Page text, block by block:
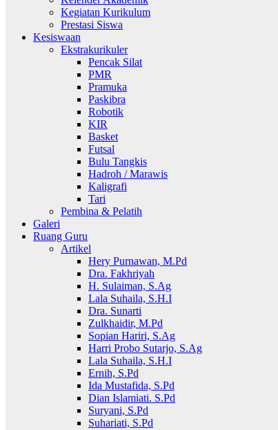
Kegiatan Kurikulum
Prestasi Siswa
Kesiswaan
Ekstrakurikuler
Pencak Silat
PMR
Pramuka
Paskibra
Robotik
KIR
Basket
Futsal
Bulu Tangkis
Hadroh / Marawis
Kaligrafi
Tari
Pembina & Pelatih
Galeri
Ruang Guru
Artikel
Hery Purnawan, M.Pd
Dra. Fakhriyah
H. Sulaiman, S.Ag
Lala Suhaila, S.H.I
Dra. Sunarti
Zulkhaidir, M.Pd
Sopian Hariri, S.Ag
Harri Probo Sutarjo, S.Ag
Lala Suhaila, S.H.I
Ernih, S.Pd
Ida Mustafida, S.Pd
Dian Islamiati. S.Pd
Suryani, S.Pd
Suhariati, S.Pd